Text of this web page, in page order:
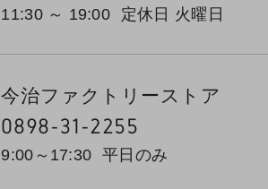
11:30 ～ 19:00 定休日 火曜日
今治ファクトリーストア
0898-31-2255
9:00～17:30 平日のみ